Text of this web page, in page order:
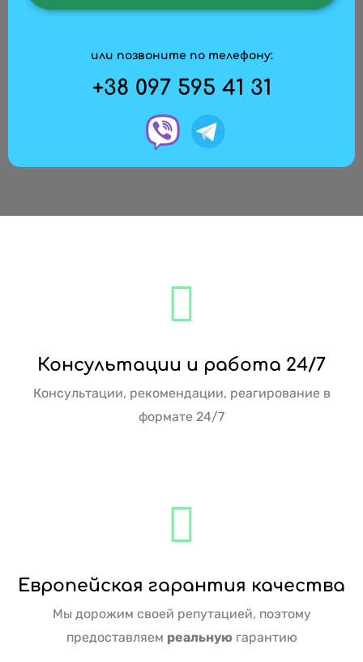
или позвоните по телефону:
+38 097 595 41 31
Консультации и работа 24/7
Консультации, рекомендации, реагирование в
формате 24/7
Европейская гарантия качества
Мы дорожим своей репутацией, поэтому
предоставляем реальнуюгарантию